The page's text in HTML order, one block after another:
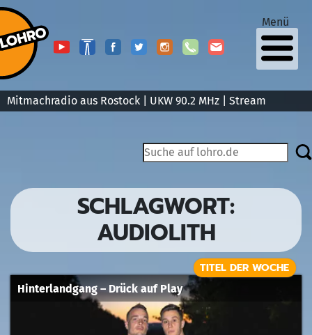
Mitmachradio aus Rostock | UKW 90.2 MHz | Stream
Menü
SCHLAGWORT:
AUDIOLITH
Hinterlandgang – Drück auf Play
TITEL DER WOCHE